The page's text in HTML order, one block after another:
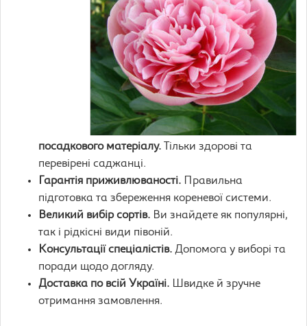
посадкового матеріалу. Тільки здорові та
перевірені саджанці.
Гарантія приживлюваності. Правильна
підготовка та збереження кореневої системи.
Великий вибір сортів. Ви знайдете як популярні,
так і рідкісні види півоній.
Консультації спеціалістів. Допомога у виборі та
поради щодо догляду.
Доставка по всій Україні. Швидке й зручне
отримання замовлення.